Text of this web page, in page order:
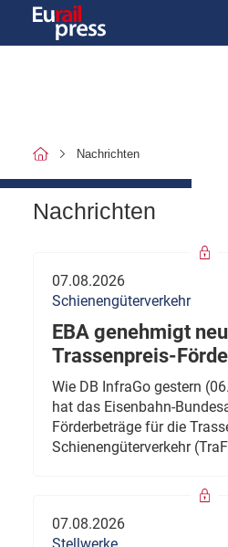
Nachrichten
Nachrichten
07.08.2026
Schienengüterverkehr
EBA genehmigt
Trassenpreis-
Wie DB InfraGo gestern
hat das Eisenbahn-
Förderbeträge für die
Schienengüterverkehr
07.08.2026